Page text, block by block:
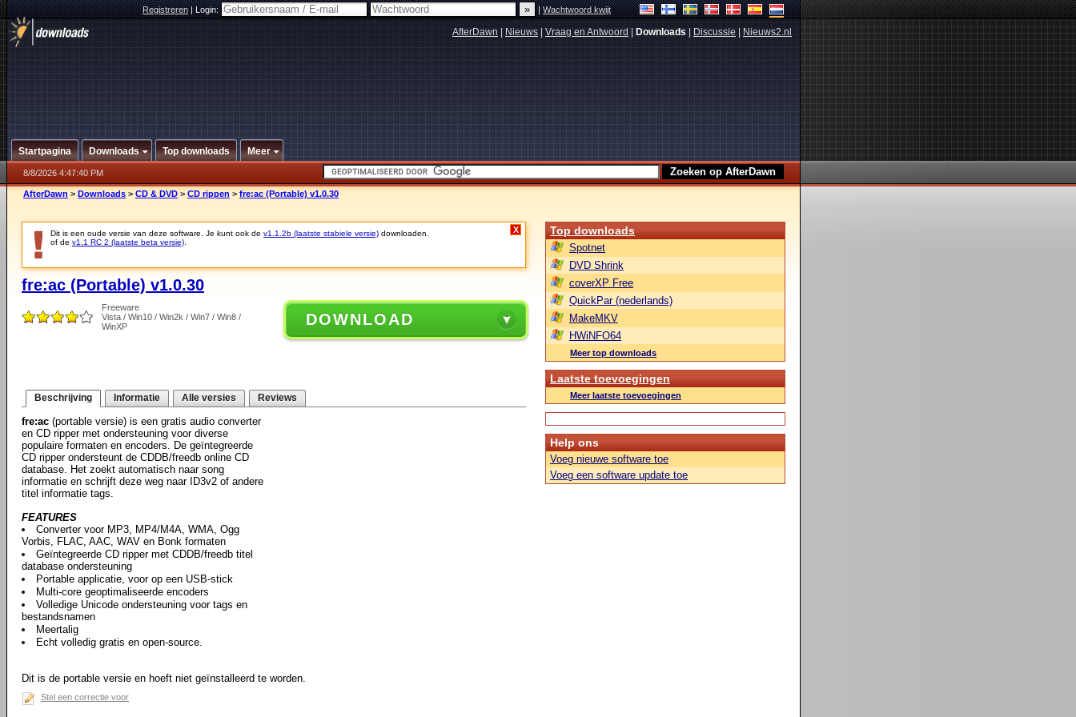
Registreren|Login: |Wachtwoord kwijt
AfterDawn Nieuws Vraag en Antwoord Downloads Discussie Nieuws2.nl
Startpagina Downloads Top downloads Meer
8/8/2026 4:47:40 PM
AfterDawn > Downloads > CD & DVD > CD rippen > fre:ac (Portable) v1.0.30
Dit is een oude versie van deze software. Je kunt ook de v1.1.2b (laatste stabiele versie) downloaden.
of de v1.1 RC 2 (laatste beta versie)
X
fre:ac (Portable) v1.0.30
Freeware
Vista / Win10 / Win2k / Win7 / Win8 /
WinXP
DOWNLOAD
Beschrijving Informatie Alle versies Reviews
fre:ac (portable versie) is een gratis audio converter
en CD ripper met ondersteuning voor diverse
populaire formaten en encoders. De geïntegreerde
CD ripper ondersteunt de CDDB/freedb online CD
database. Het zoekt automatisch naar song
informatie en schrijft deze weg naar ID3v2 of andere
titel informatie tags.
FEATURES
Converter voor MP3, MP4/M4A, WMA, Ogg
Vorbis, FLAC, AAC, WAV en Bonk formaten
Geïntegreerde CD ripper met CDDB/freedb titel
database ondersteuning
Portable applicatie, voor op een USB-stick
Multi-core geoptimaliseerde encoders
Volledige Unicode ondersteuning voor tags en
bestandsnamen
Meertalig
Echt volledig gratis en open-source.
Dit is de portable versie en hoeft niet geïnstalleerd te worden.
Stel een correctie voor
Top downloads
Spotnet
DVD Shrink
coverXP Free
QuickPar (nederlands)
MakeMKV
HWiNFO64
Meer top downloads
Laatste toevoegingen
Meer laatste toevoegingen
Help ons
Voeg nieuwe software toe
Voeg een software update toe